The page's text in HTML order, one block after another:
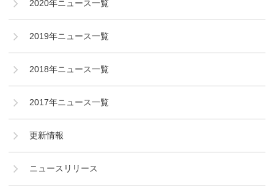
2020年ニュース一覧
2019年ニュース一覧
2018年ニュース一覧
2017年ニュース一覧
更新情報
ニュースリリース